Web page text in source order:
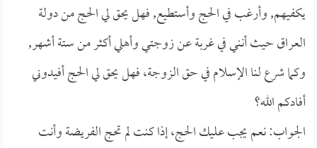
يكفيهم, وأرغب في الحج وأستطيع, فهل يحق لي الحج من دولة
العراق حيث أنني في غربة عن زوجتي وأهلي أكثر من ستة أشهر,
وكما شرع لنا الإسلام في حق الزوجة، فهل يحق لي الحج أفيدوني
أفادكم الله؟
الجواب: نعم يجب عليك الحج، إذا كنت لم تحج الفريضة وأنت